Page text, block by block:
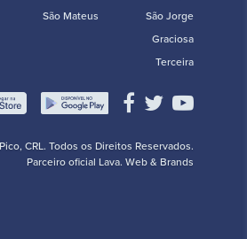
São Mateus
São Jorge
Graciosa
Terceira
CRL. Todos os Direitos Reservados.
Parceiro oficial Lava. Web & Brands